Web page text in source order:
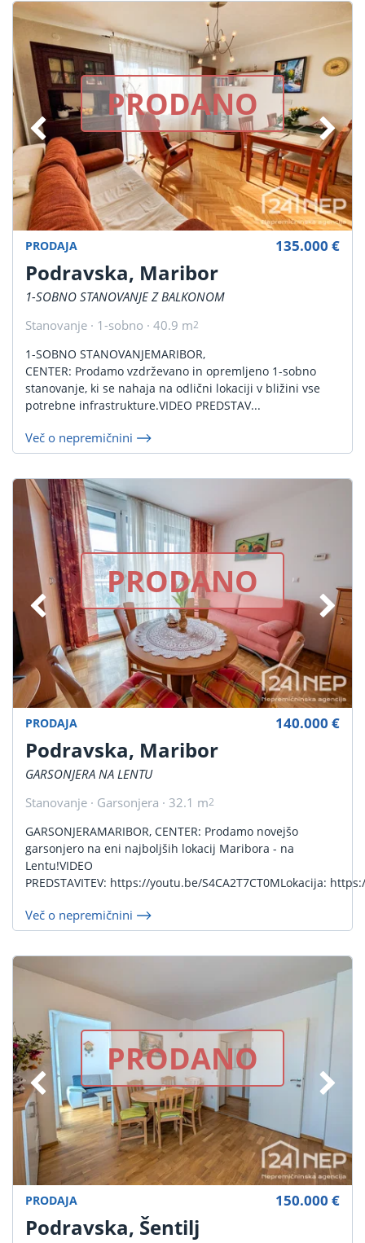
PRODANO
PRODAJA
Podravska, Maribor
1-SOBNO STANOVANJE Z BALKONOM
Stanovanje · 1-sobno · 40.9 m2
135.000 €
1-SOBNO STANOVANJEMARIBOR,
CENTER: Prodamo vzdrževano in opremljeno 1-sobno
stanovanje, ki se nahaja na odlični lokaciji v bližini vse
potrebne infrastrukture.VIDEO PREDSTAV...
Več o nepremičnini
PRODANO
PRODAJA
Podravska, Maribor
GARSONJERA NA LENTU
Stanovanje · Garsonjera · 32.1 m2
140.000 €
GARSONJERAMARIBOR, CENTER: Prodamo novejšo
garsonjero na eni najboljših lokacij Maribora - na
Lentu!VIDEO
PREDSTAVITEV: https://youtu.be/S4CA2T7CT0MLokacija:
Več o nepremičnini
PRODANO
PRODAJA
Podravska, Šentilj
150.000 €